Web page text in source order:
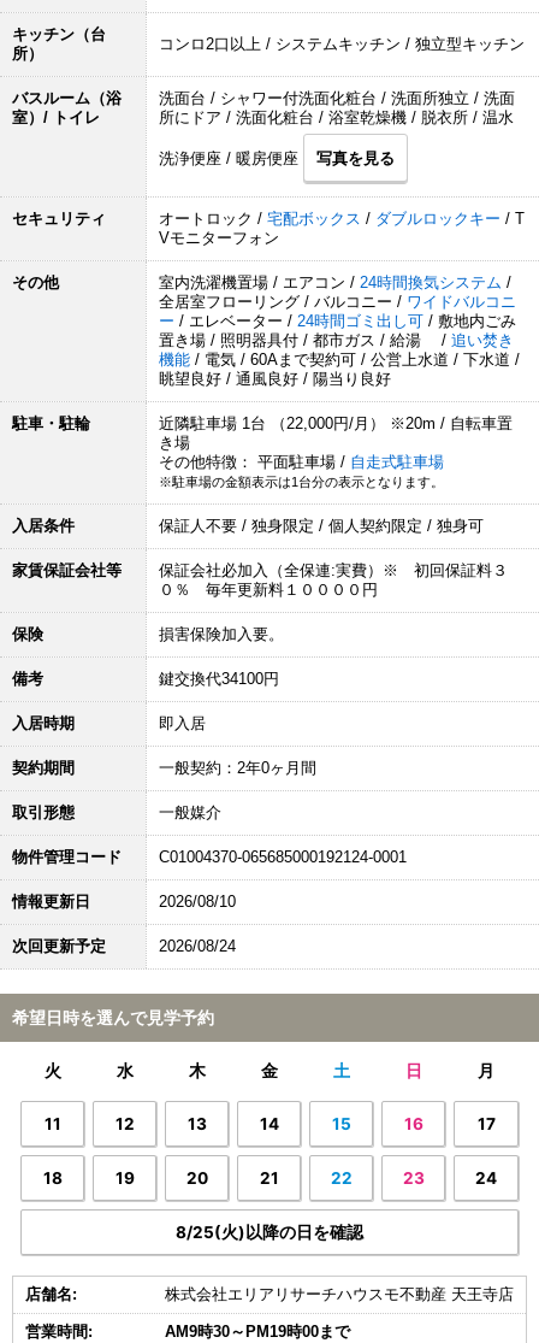
キッチン（台
所）
コンロ2口以上 / システムキッチン / 独立型キッチン
バスルーム（浴
室）/ トイレ
洗面台 / シャワー付洗面化粧台 / 洗面所独立 / 洗面
所にドア / 洗面化粧台 / 浴室乾燥機 / 脱衣所 / 温水
洗浄便座 / 暖房便座 写真を見る
セキュリティ オートロック / 宅配ボックス / ダブルロックキー / T
Vモニターフォン
その他 室内洗濯機置場 / エアコン / 24時間換気システム /
全居室フローリング / バルコニー / ワイドバルコニ
ー / エレベーター / 24時間ゴミ出し可 / 敷地内ごみ
置き場 / 照明器具付 / 都市ガス / 給湯 / 追い焚き
機能 / 電気 / 60Aまで契約可 / 公営上水道 / 下水道 /
眺望良好 / 通風良好 / 陽当り良好
駐車・駐輪
近隣駐車場 1台 （22,000円/月） ※20m / 自転車置
き場
その他特徴： 平面駐車場 / 自走式駐車場
※駐車場の金額表示は1台分の表示となります。
入居条件 保証人不要 / 独身限定 / 個人契約限定 / 独身可
家賃保証会社等
保証会社必加入（全保連:実費）※ 初回保証料３
０％ 毎年更新料１００００円
保険 損害保険加入要。
備考 鍵交換代34100円
入居時期 即入居
契約期間 一般契約：2年0ヶ月間
取引形態 一般媒介
物件管理コード C01004370-065685000192124-0001
情報更新日 2026/08/10
次回更新予定 2026/08/24
希望日時を選んで見学予約
火 水 木 金 土 日 月
11 12 13 14 15 16 17
18 19 20 21 22 23 24
8/25(火)以降の日を確認
店舗名: 株式会社エリアリサーチハウスモ不動産 天王寺店
営業時間: AM9時30～PM19時00まで